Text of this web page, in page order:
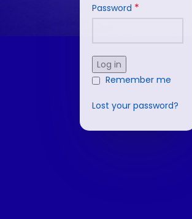
Password *
Log in
Remember me
Lost your password?